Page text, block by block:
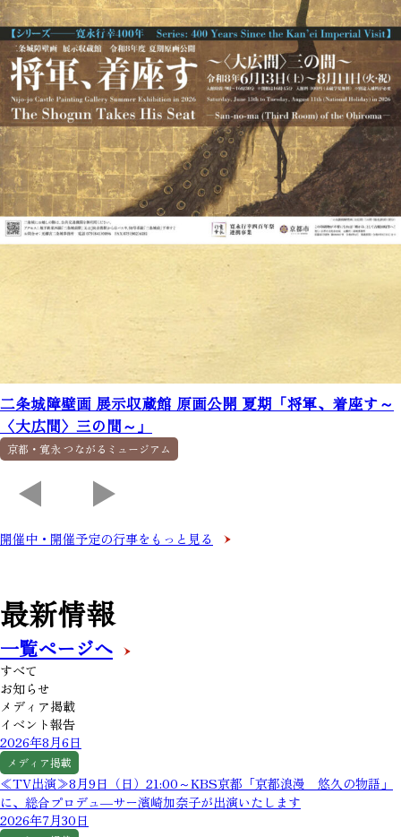
二条城障壁画 展示収蔵館 原画公開 夏期「将軍、着座す～
〈大広間〉三の間～」
京都・寛永 つながるミュージアム
開催中・開催予定の行事をもっと見る
最新情報
一覧ページへ
すべて
お知らせ
メディア掲載
イベント報告
2026年8月6日
メディア掲載
≪TV出演≫8月9日（日）21:00～KBS京都「京都浪漫 悠久の物語」
に、総合プロデュ―サー濱崎加奈子が出演いたします
2026年7月30日